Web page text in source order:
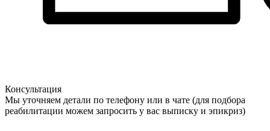
Консультация
Мы уточняем детали по телефону или в чате (для подбора
реабилитации можем запросить у вас выписку и эпикриз)